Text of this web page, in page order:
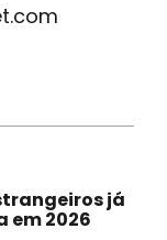
já
em 2026